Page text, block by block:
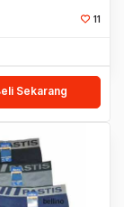
11
Sekarang